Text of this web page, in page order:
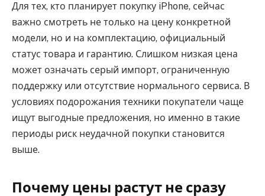
Для тех, кто планирует покупку iPhone, сейчас
важно смотреть не только на цену конкретной
модели, но и на комплектацию, официальный
статус товара и гарантию. Слишком низкая цена
может означать серый импорт, ограниченную
поддержку или отсутствие нормального сервиса. В
условиях подорожания техники покупатели чаще
ищут выгодные предложения, но именно в такие
периоды риск неудачной покупки становится
выше.
Почему цены растут не сразу